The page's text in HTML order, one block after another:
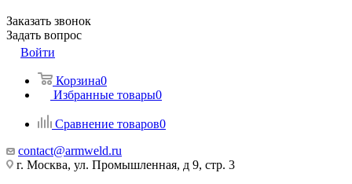
Заказать звонок
Задать вопрос
Войти
Корзина0
Избранные товары0
Сравнение товаров0
contact@armweld.ru
г. Москва, ул. Промышленная, д 9, стр. 3